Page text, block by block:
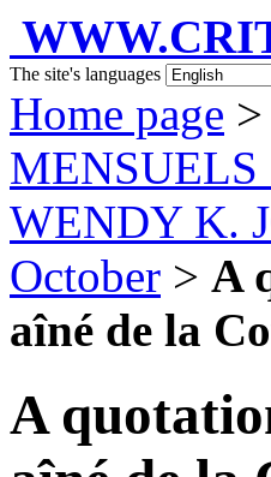
The site's languages
Home page >
WENDY K.
October > A
aîné de la
A